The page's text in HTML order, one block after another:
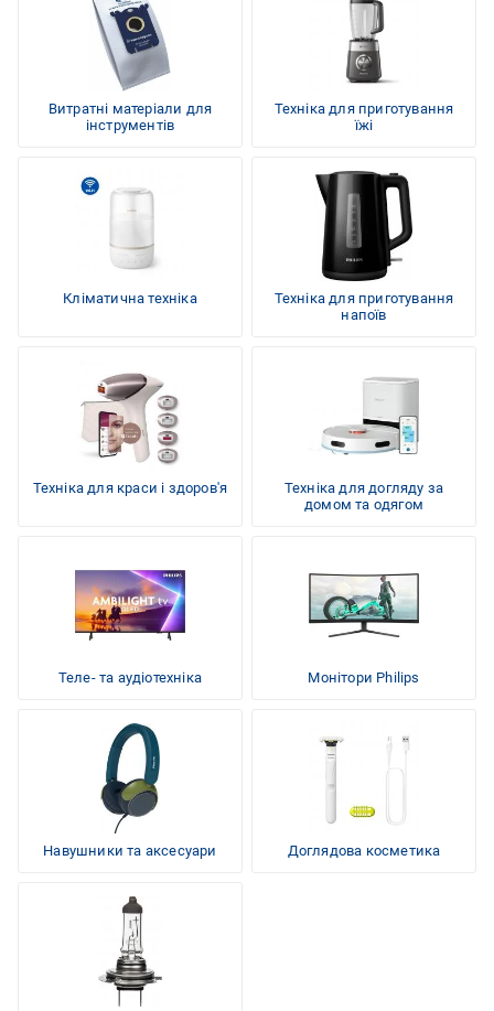
Витратні матеріали для
інструментів
Техніка для приготування
їжі
Кліматична техніка
Техніка для приготування
напоїв
Техніка для краси і здоров'я
Техніка для догляду за
домом та одягом
Теле- та аудіотехніка Монітори Philips
Навушники та аксесуари Доглядова косметика